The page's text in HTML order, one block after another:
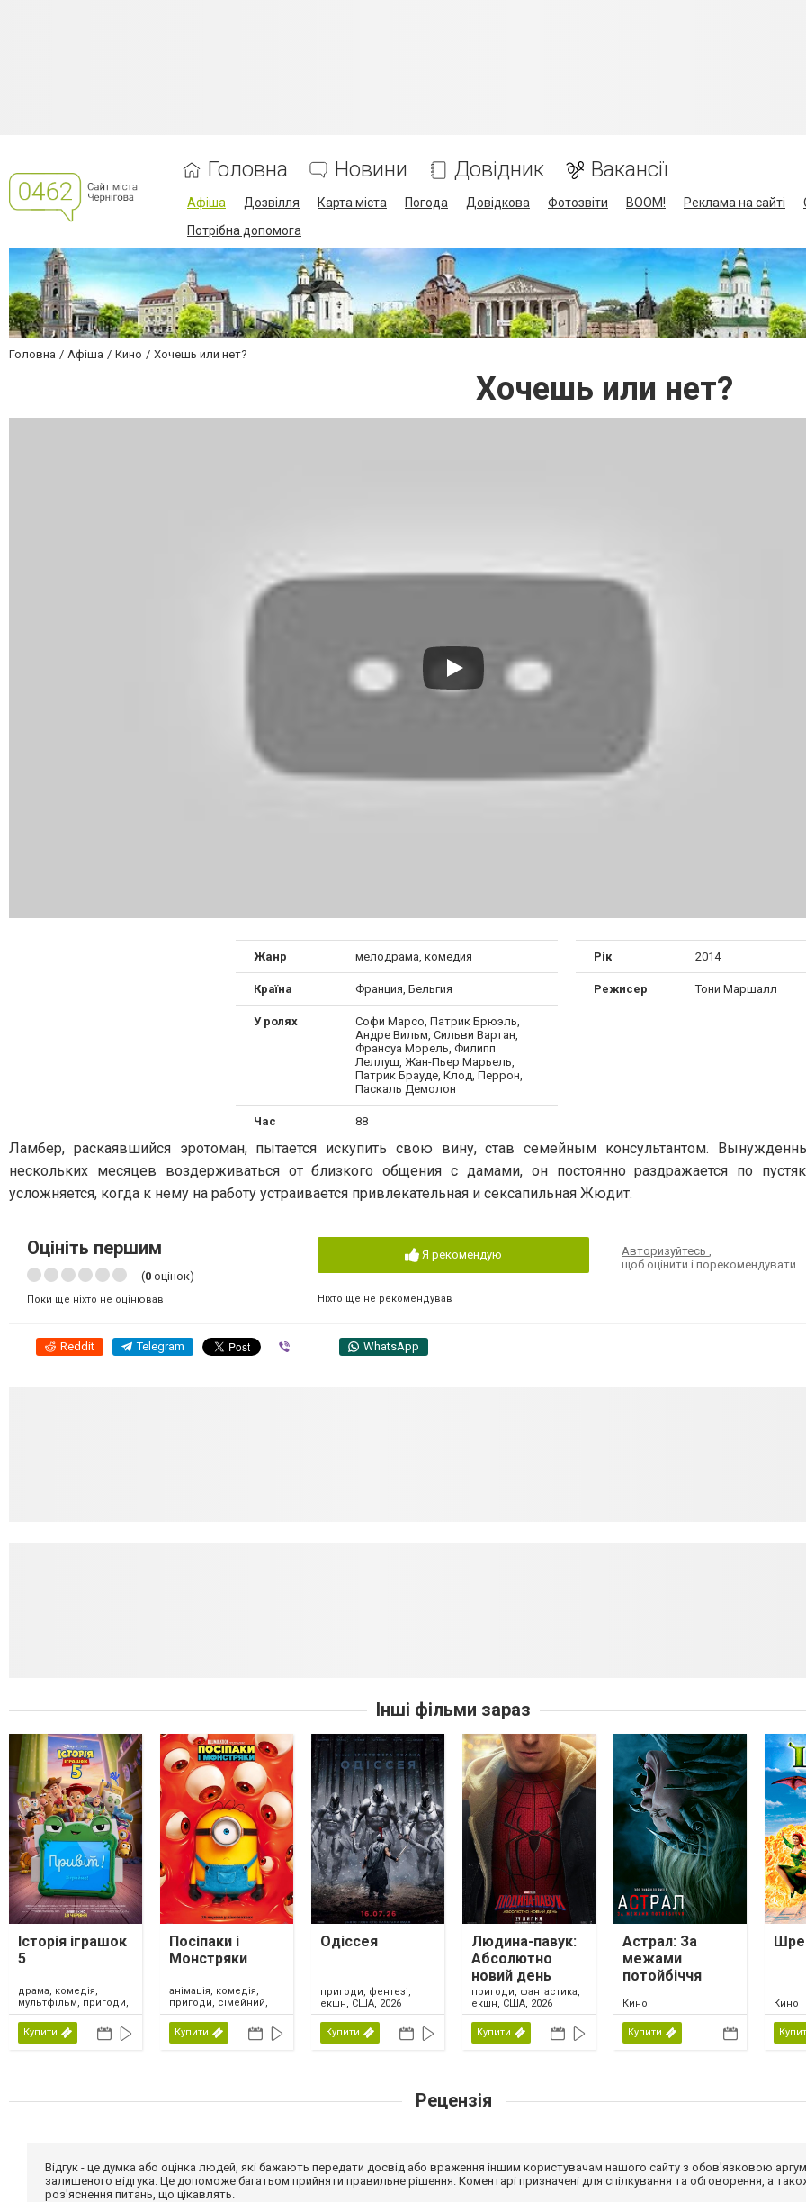
Головна Новини Довідник Вакансії
Афіша Дозвілля Карта міста Погода Довідкова Фотозвіти BOOM! Реклама на сайті
Потрібна допомога
Головна Афіша Кино Хочешь или нет?
Хочешь или нет?
Жанр мелодрама, комедия
Країна Франция, Бельгия
У ролях
Софи Марсо, Патрик Брюэль,
Андре Вильм, Сильви Вартан,
Франсуа Морель, Филипп
Леллуш, Жан-Пьер Марьель,
Патрик Брауде, Клод, Перрон,
Паскаль Демолон
Рік 2014
Режисер Тони Маршалл
Час 88
Ламбер, раскаявшийся эротоман, пытается искупить свою вину, став семейным консультантом.
нескольких месяцев воздерживаться от близкого общения с дамами, он постоянно раздражается по
усложняется, когда к нему на работу устраивается привлекательная и сексапильная Жюдит.
Оцініть першим
(0 оцінок)
Поки ще ніхто не оцінював
Я рекомендую
Ніхто ще не рекомендував
Авторизуйтесь
щоб оцінити і порекомендувати
Reddit Telegram WhatsApp
Інші фільми зараз
Історія іграшок
5
драма, комедія,
мультфільм, пригоди,
сімейний, фентезі,
США, 2026
Купити
Посіпаки і
Монстряки
анімація, комедія,
пригоди, сімейний,
США, 2026
Купити
Одіссея
пригоди, фентезі,
екшн, США, 2026
Купити
Людина-павук:
Абсолютно
новий день
пригоди, фантастика,
екшн, США, 2026
Купити
Астрал: За
межами
потойбіччя
Кино
Купити
Кино
Рецензія
Відгук - це думка або оцінка людей, які бажають передати досвід або враження іншим користувачам нашого сайту з обов'язковою
залишеного відгука. Це допоможе багатьом прийняти правильне рішення. Коментарі призначені для спілкування та обговорення, а
роз'яснення питань, що цікавлять.